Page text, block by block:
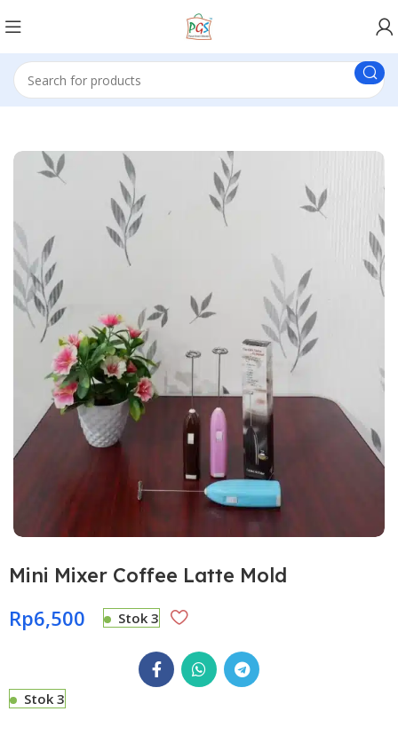
Mini Mixer Coffee Latte Mold
Rp6,500 Stok 3
Stok 3